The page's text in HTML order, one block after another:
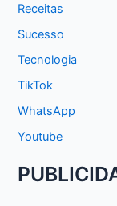
Receitas
Sucesso
Tecnologia
TikTok
WhatsApp
Youtube